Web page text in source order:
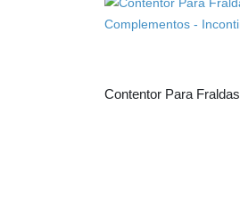
Contentor Para Fraldas